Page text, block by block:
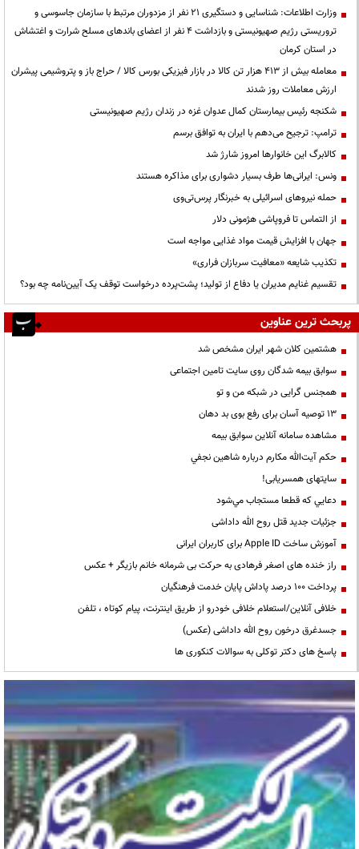
وزارت اطلاعات: شناسایی و دستگیری ۲۱ نفر از مزدوران مرتبط با سازمان جاسوسی و
تروریستی رژیم صهیونیستی و بازداشت ۴ نفر از اعضای باندهای مسلح شرارت و اغتشاش
در استان کرمان
معامله بیش از ۴۱۳ هزار تن کالا در بازار فیزیکی بورس کالا / حراج باز و پتروشیمی پیشران
ارزش معاملات روز شدند
شکنجه رئیس بیمارستان کمال عدوان غزه در زندان رژیم صهیونیستی
ترامپ: ترجیح می‌دهم با ایران به توافق برسم
کالابرگ این خانوارها امروز شارژ شد
ونس: ایرانی‌ها طرف بسیار دشواری برای مذاکره هستند
حمله نیروهای اسرائیلی به خبرنگار پرس‌تی‌وی
از التماس تا فروپاشی هژمونی دلار
جهان با افزایش قیمت مواد غذایی مواجه است
تکذیب شایعه «معافیت سربازان فراری»
تقسیم غنایم مدیران یا دفاع از تولید؛ پشت‌پرده درخواست توقف یک آیین‌نامه چه بود؟
پربحث ترین عناوین
هشتمین کلان شهر ایران مشخص شد
سوابق بیمه شدگان روی سایت تامین اجتماعی
همجنس گرایی در شبکه من و تو
13 توصیه آسان برای رفع بوی بد دهان
مشاهده سامانه آنلاين سوابق بیمه
حكم آيت‌الله مكارم درباره شاهين نجفي
سایتهای همسریابی!
دعايي كه قطعا مستجاب مي‌شود
جزئیات جدید قتل روح الله داداشی
آموزش ساخت Apple ID برای کاربران ایرانی
راز خنده های اصغر فرهادی به حرکت بی شرمانه خانم بازیگر + عکس
پرداخت ۱۰۰ درصد پاداش پایان خدمت فرهنگیان
خلافی آنلاین/استعلام خلافی خودرو از طریق اینترنت، پیام کوتاه ، تلفن
جسدغرق درخون روح الله داداشی (عکس)
پاسخ های دکتر توکلی به سوالات کنکوری ها